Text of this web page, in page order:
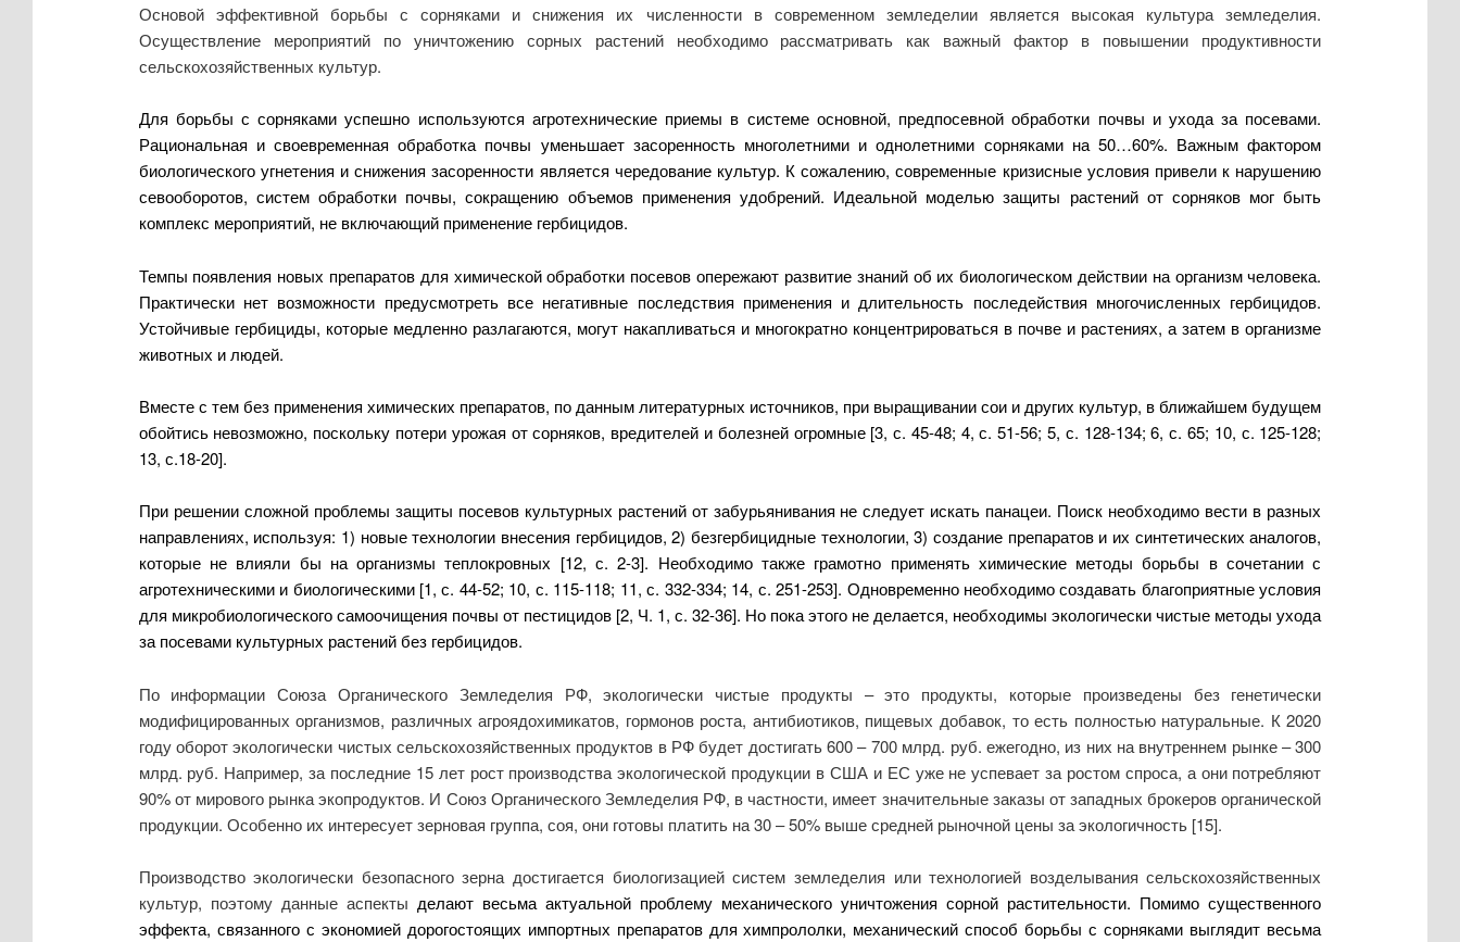
Основой эффективной борьбы с сорняками и снижения их численности в современном земледелии является высокая культура земледелия.
Осуществление мероприятий по уничтожению сорных растений необходимо рассматривать как важный фактор в повышении продуктивности
сельскохозяйственных культур.
Для борьбы с сорняками успешно используются агротехнические приемы в системе основной, предпосевной обработки почвы и ухода за посевами.
Рациональная и своевременная обработка почвы уменьшает засоренность многолетними и однолетними сорняками на 50…60%. Важным фактором
биологического угнетения и снижения засоренности является чередование культур. К сожалению, современные кризисные условия привели к нарушению
севооборотов, систем обработки почвы, сокращению объемов применения удобрений. Идеальной моделью защиты растений от сорняков мог быть
комплекс мероприятий, не включающий применение гербицидов.
Темпы появления новых препаратов для химической обработки посевов опережают развитие знаний об их биологическом действии на организм человека.
Практически нет возможности предусмотреть все негативные последствия применения и длительность последействия многочисленных гербицидов.
Устойчивые гербициды, которые медленно разлагаются, могут накапливаться и многократно концентрироваться в почве и растениях, а затем в организме
животных и людей.
Вместе с тем без применения химических препаратов, по данным литературных источников, при выращивании сои и других культур, в ближайшем будущем
обойтись невозможно, поскольку потери урожая от сорняков, вредителей и болезней огромные [3, с. 45-48; 4, с. 51-56; 5, с. 128-134; 6, с. 65; 10, с. 125-128;
13, с.18-20].
При решении сложной проблемы защиты посевов культурных растений от забурьянивания не следует искать панацеи. Поиск необходимо вести в разных
направлениях, используя: 1) новые технологии внесения гербицидов, 2) безгербицидные технологии, 3) создание препаратов и их синтетических аналогов,
которые не влияли бы на организмы теплокровных [12, с. 2-3]. Необходимо также грамотно применять химические методы борьбы в сочетании с
агротехническими и биологическими [1, с. 44-52; 10, с. 115-118; 11, с. 332-334; 14, с. 251-253]. Одновременно необходимо создавать благоприятные условия
для микробиологического самоочищения почвы от пестицидов [2, Ч. 1, с. 32-36]. Но пока этого не делается, необходимы экологически чистые методы ухода
за посевами культурных растений без гербицидов.
По информации Союза Органического Земледелия РФ, экологически чистые продукты – это продукты, которые произведены без генетически
модифицированных организмов, различных агроядохимикатов, гормонов роста, антибиотиков, пищевых добавок, то есть полностью натуральные. К 2020
году оборот экологически чистых сельскохозяйственных продуктов в РФ будет достигать 600 – 700 млрд. руб. ежегодно, из них на внутреннем рынке – 300
млрд. руб. Например, за последние 15 лет рост производства экологической продукции в США и ЕС уже не успевает за ростом спроса, а они потребляют
90% от мирового рынка экопродуктов. И Союз Органического Земледелия РФ, в частности, имеет значительные заказы от западных брокеров органической
продукции. Особенно их интересует зерновая группа, соя, они готовы платить на 30 – 50% выше средней рыночной цены за экологичность [15].
Производство экологически безопасного зерна достигается биологизацией систем земледелия или технологией возделывания сельскохозяйственных
культур, поэтому данные аспекты делают весьма актуальной проблему механического уничтожения сорной растительности. Помимо существенного
эффекта, связанного с экономией дорогостоящих импортных препаратов для химпрололки, механический способ борьбы с сорняками выглядит весьма